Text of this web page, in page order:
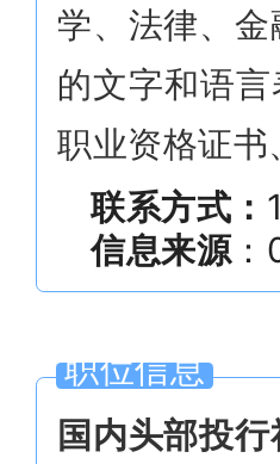
学、法律、
的文字和语
职业资格证书
联系方式：
信息来源：
职位信息
国内头部投行